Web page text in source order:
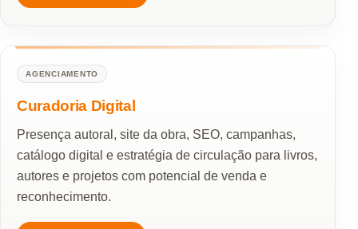
AGENCIAMENTO
Curadoria Digital
Presença autoral, site da obra, SEO, campanhas,
catálogo digital e estratégia de circulação para livros,
autores e projetos com potencial de venda e
reconhecimento.